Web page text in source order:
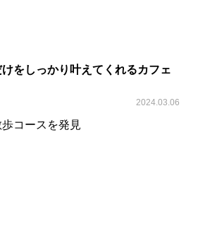
をしっかり叶えてくれるカフェ
2024.03.06
コースを発見